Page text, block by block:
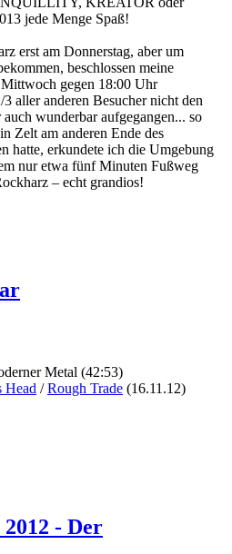
jede Menge Spaß!
erst am Donnerstag, aber um
beschlossen meine
gegen 18:00 Uhr
aller anderen Besucher nicht den
wunderbar aufgegangen... so
Zelt am anderen Ende des
hatte, erkundete ich die Umgebung
nur etwa fünf Minuten Fußweg
– echt grandios!
Metal (42:53)
Head /Rough Trade (16.11.12)
- Der